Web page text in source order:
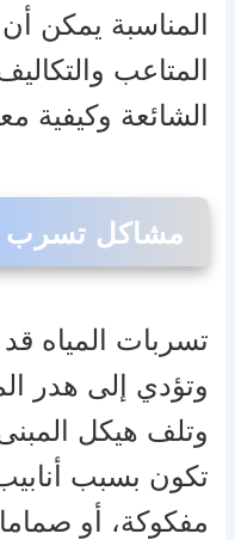
المناسبة يمكن
المتاعب
الشائعة وكيفية
مشاكل تسرب
تسربات المياه
وتؤدي إلى هدر
وتلف هيكل
تكون بسبب
مفكوكة، أو